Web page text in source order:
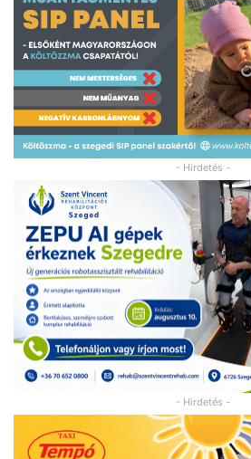
- Hirdetés -
- Hirdetés -